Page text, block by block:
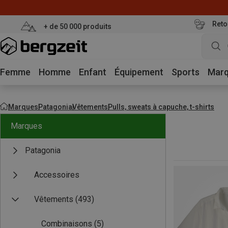
+ de 50 000 produits
Femme Homme Enfant Équipement Sports
MarquesPatagoniaVêtementsPulls, sweats à capuche, t-shirts
Marques
Patagonia
Accessoires
Vêtements (493)
Combinaisons (5)